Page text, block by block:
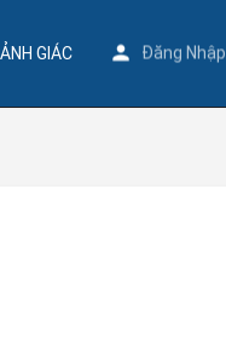
Đăng Nhập
GIÁC